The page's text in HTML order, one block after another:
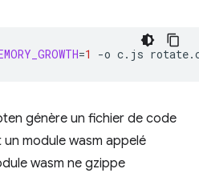
=1 -o c.js
génère un fichier de code
un module wasm appelé
wasm ne gzippe